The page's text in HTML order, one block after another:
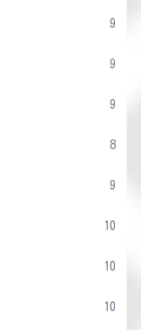
9
9
9
8
9
10
10
10